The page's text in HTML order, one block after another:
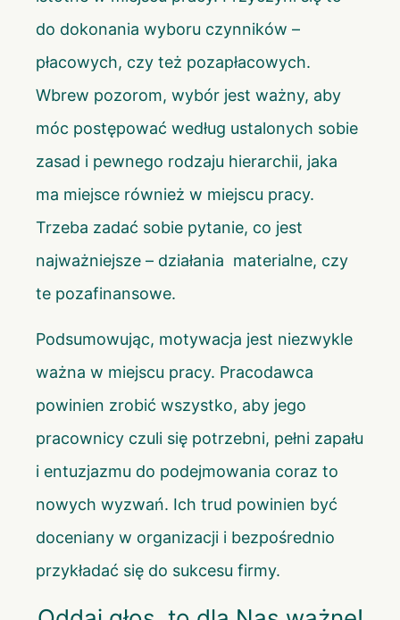
do dokonania wyboru czynników –
płacowych, czy też pozapłacowych.
Wbrew pozorom, wybór jest ważny, aby
móc postępować według ustalonych sobie
zasad i pewnego rodzaju hierarchii, jaka
ma miejsce również w miejscu pracy.
Trzeba zadać sobie pytanie, co jest
najważniejsze – działania materialne, czy
te pozafinansowe.
Podsumowując, motywacja jest niezwykle
ważna w miejscu pracy. Pracodawca
powinien zrobić wszystko, aby jego
pracownicy czuli się potrzebni, pełni zapału
i entuzjazmu do podejmowania coraz to
nowych wyzwań. Ich trud powinien być
doceniany w organizacji i bezpośrednio
przykładać się do sukcesu firmy.